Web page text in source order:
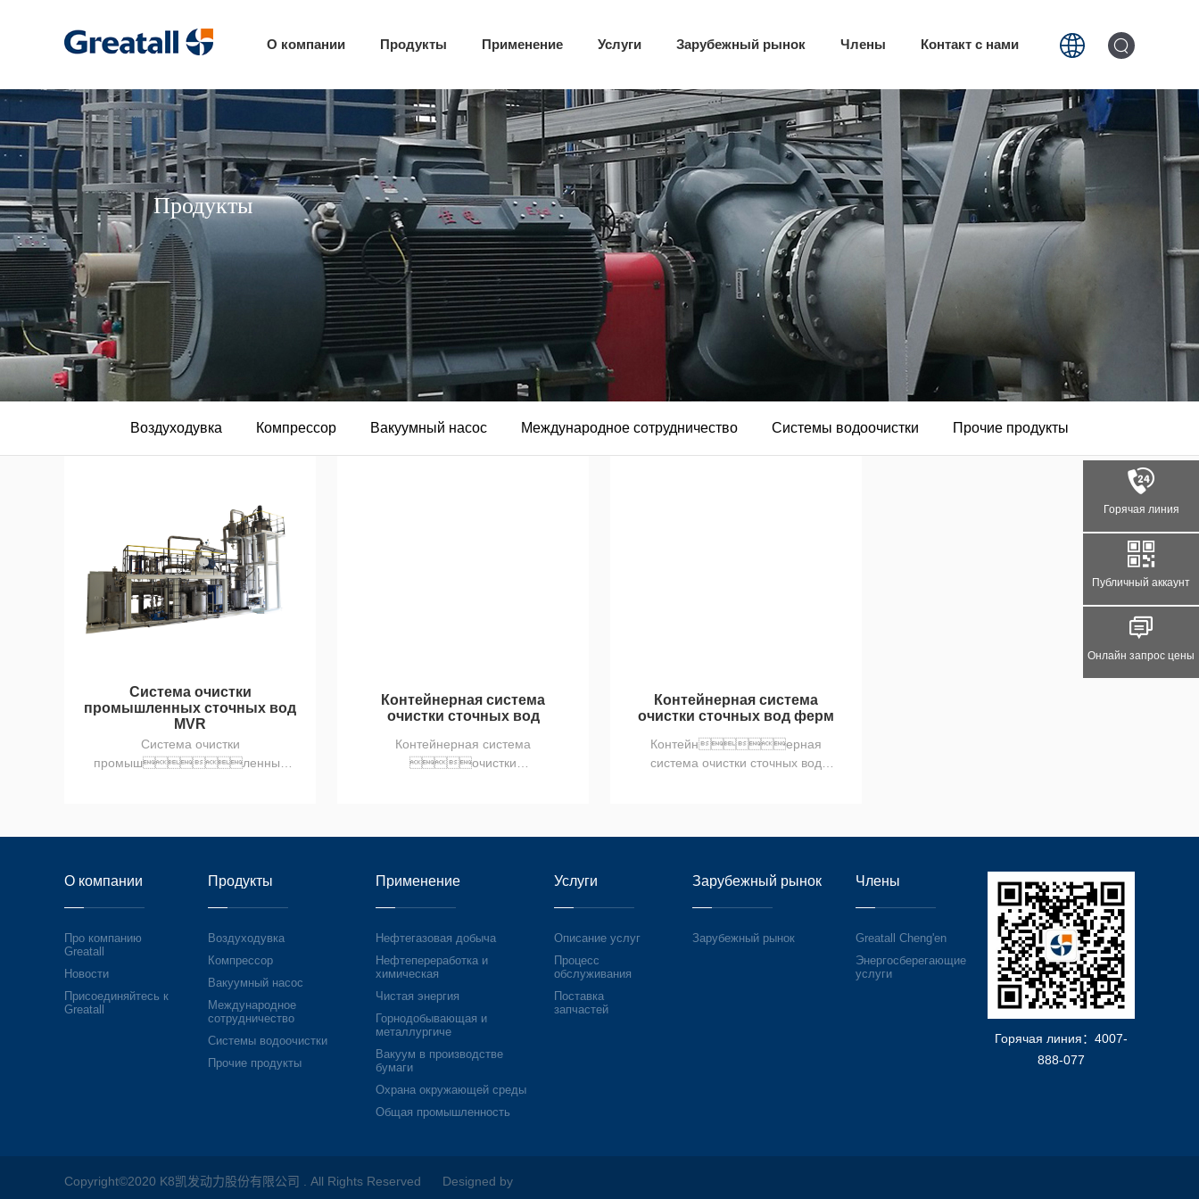
О компании Продукты Применение Услуги Зарубежный рынок Члены Контакт с нами
Продукты
Воздуходувка Компрессор Вакуумный насос Международное сотрудничество Системы водоочистки Прочие продукты
Система очистки
промышленных сточных вод
MVR
Система очистки
промышленных
Контейнерная система
очистки сточных вод
Контейнерная система
очистки
Контейнерная система
очистки сточных вод ферм
Контейнерная
система очистки сточных вод
О компании
Про компанию
Greatall
Новости
Присоединяйтесь к
Greatall
Продукты
Воздуходувка
Компрессор
Вакуумный насос
Международное
сотрудничество
Системы водоочистки
Прочие продукты
Применение
Нефтегазовая добыча
Нефтепереработка и
химическая
Чистая энергия
Горнодобывающая и
металлургиче
Вакуум в производстве
бумаги
Охрана окружающей среды
Общая промышленность
Услуги
Описание услуг
Процесс
обслуживания
Поставка
запчастей
Зарубежный рынок
Зарубежный рынок
Члены
Greatall Cheng'en
Энергосберегающие
услуги
Горячая линия： 4007-
888-077
Copyright©2020 K8凯发动力股份有限公司 . All Rights Reserved Designed by
Горячая линия
Публичный аккаунт
Онлайн запрос цены